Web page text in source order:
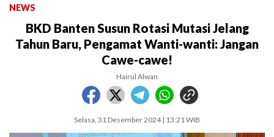
NEWS
BKD Banten Susun Rotasi Mutasi Jelang
Tahun Baru, Pengamat Wanti-wanti: Jangan
Cawe-cawe!
Hairul Alwan
Selasa, 31 Desember 2024 | 13:21 WIB